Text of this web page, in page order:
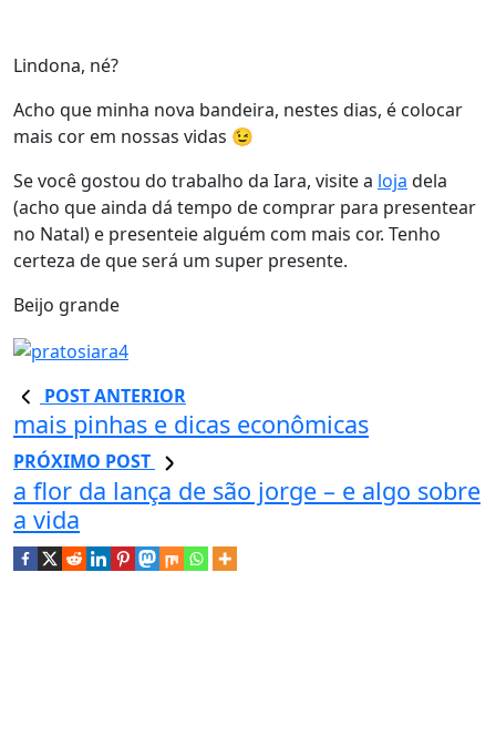
Lindona, né?
Acho que minha nova bandeira, nestes dias, é colocar
mais cor em nossas vidas 😉
Se você gostou do trabalho da Iara, visite a loja dela
(acho que ainda dá tempo de comprar para presentear
no Natal) e presenteie alguém com mais cor. Tenho
certeza de que será um super presente.
Beijo grande
POST ANTERIOR
mais pinhas e dicas econômicas
PRÓXIMO POST
a flor da lança de são jorge – e algo sobre
a vida